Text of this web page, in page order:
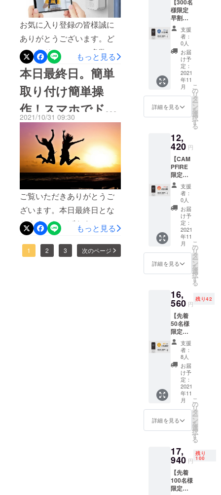
でお手軽に全身ケアが可
能！抜く・押し込むだけで
取り換えができるので誰で
も簡単に扱えます。&lt;安全
性・機能性&gt;やりすぎ
は"揉み返し"の心配に。。。
そこで10分タイマー機能を
搭載！10分経つと自動で電
源がオフになります。コン
パクトなサイズでご自宅で
はもちろんジムなどでも手
軽にご使用いただけます。
お得に購入いただけるチャ
ンス！只今 MAKUAKE で公
開中気になる方は［詳しく
はこちら］から詳細を確認
ください。商品仕様サイ
ズ：165×170×65(mm)重
お気に入り登録の皆様誠に
ありがとうございます。ど
こでもドアフォン 多数の
方々にご支援いただきまし
た。支援受付があと6時間で
終了となります。ご支援お
忘れはないでしょうか？も
しお忘れの場合は、ご支援
の程、よろしくお願いいた
します。★どこでもドア
フォン→ https://camp-
fire.jp/projects/view/488198
よろしくお願いいたしま
す。失礼いたします。実行
者：マトリクス
もっと見る
本日最終日。簡単
取り付け簡単操
作！スマホでドア
ホン♪
2021/10/31 09:30
ご覧いただきありがとうご
ざいます。本日最終日とな
ります。おかげさまでスト
レッチゴールの170名様ご支
援も突破いたしました。終
もっと見る
1 2 3 次のページ
割)
→9,798
円(税
込・送
料込)
【希望
小売価
13,800
円の約
29%OF
F】 ・
本体×1
・レ
付け金
具×1
・説明
書兼保
証書(日
本語）
の商品
は量産
済みで
はあり
ます
が、製
品改良
などの
必要な
る可能
性があ
りま
す。 ※
皆様の
ご支援
を頂け
たこと
によ
り、量
産体制
を整え
ること
ができ
たまし
正規販
売価格
格より
下がる
可能性
がござ
いま
す。
【300名
様限定
早割】
『約
20％オ
フ』ス
マホで
ドアホ
ン♪×1 ■
先着300
名様 ■
スマホ
でドア
ホン
♪×1
■CAMP
定特別
価格(早
割)
→11,04
0円(税
込・送
料込)
【希望
小売価
格
13,800
円の約
20%OF
F】 ・
本体×1
・レ
シー
具×1
セット
書兼保
証書(日
本語）
×1 ※こ
の商品
は量産
済みで
はあり
ます
が、製
品改良
などの
必要な
仕様の
性があ
りま
す。 ※
皆様の
ご支援
を頂け
支援
者：
0人
お届
け予
定：
2021
年11
月
詳細を見る
こ
の
リ
タ
ー
ン
を
選
択
す
る
12,
420 円
【CAM
PFIRE
限定】
『10%o
ff』スマ
ホでド
アホン
♪×1 ■ス
マホで
ドアホ
ン♪×1
■CAMP
FIRE限
定特別
価格(早
0円(税
込・送
料込)
【希望
小売価
格
13,800
円の約
10%OF
F】 ・
本体×1
・レ
シー
バー×1
・取り
付け金
具×1
証書(日
本語）
の商品
は量産
済みで
支援
者：
0人
お届
け予
定：
2021
年11
月
詳細を見る
こ
の
リ
タ
ー
ン
を
選
択
す
る
16,
560 円
残り42
【先着
50名様
限定早
割 】
『約
40％オ
フ』ス
マホで
ドアホ
ン♪×2 ■
先着50
名様 ■
スマホ
でドア
ホン
FIRE限
定特別
価格(超
早割)
→16,56
0円(税
支援
者：
8人
お届
け予
定：
2021
年11
月
詳細を見る
こ
の
リ
タ
ー
ン
を
選
択
す
る
17,
940 円
残り
100
【先着
100名様
限定早